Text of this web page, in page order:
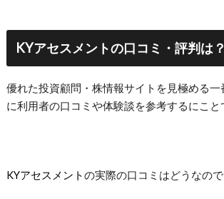
KYアセスメントの口コミ・評判は？
優れた投資顧問・株情報サイトを見極める
に利用者の口コミや体験談を参考するにこと
KYアセスメントの実際の口 コミはどうなので